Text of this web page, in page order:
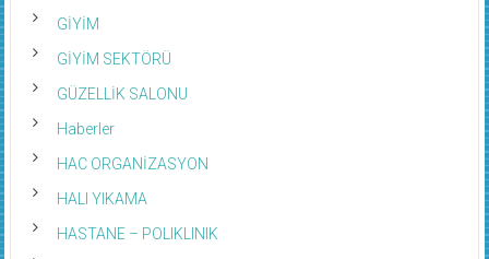
GİYİM
GİYİM SEKTÖRÜ
GÜZELLİK SALONU
Haberler
HAC ORGANİZASYON
HALI YIKAMA
HASTANE – POLIKLINIK